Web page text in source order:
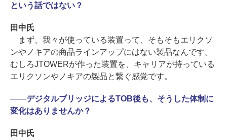
という話ではない？
田中氏
まず、我々が使っている装置って、そもそもエリクソ
ンやノキアの商品ラインアップにはない製品なんです。
むしろJTOWERが作った装置を、キャリアが持っている
エリクソンやノキアの製品と繋ぐ感覚です。
――デジタルブリッジによるTOB後も、そうした体制に
変化はありませんか？
田中氏